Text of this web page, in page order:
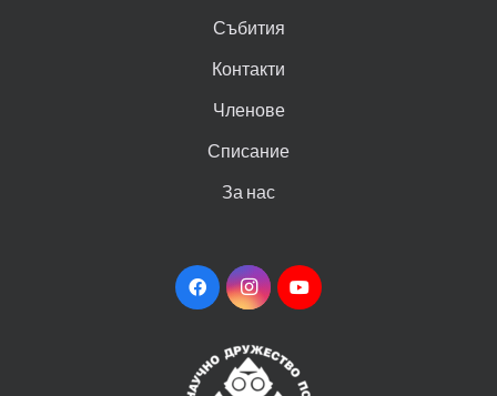
Събития
Контакти
Членове
Списание
За нас